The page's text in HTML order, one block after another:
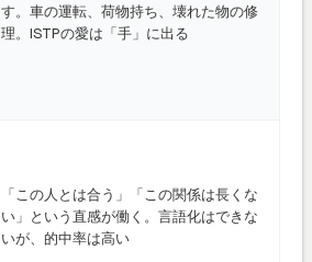
す。車の運転、荷物持ち、壊れた物の修
理。ISTPの愛は「手」に出る
「この人とは合う」「この関係は長くな
い」という直感が働く。言語化はできな
いが、的中率は高い